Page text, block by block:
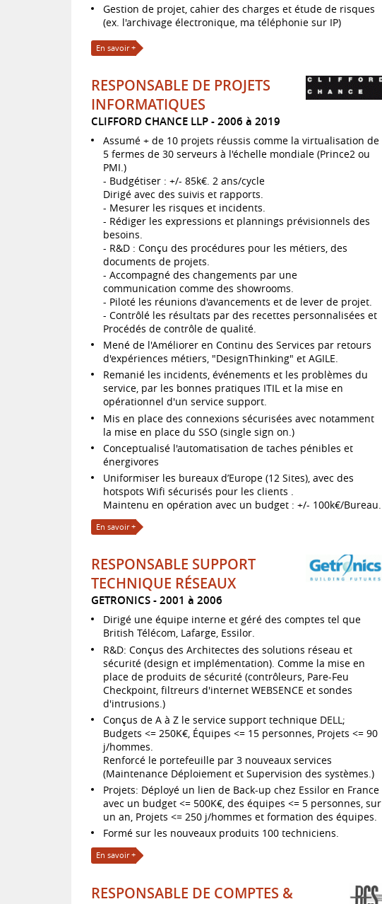
Gestion de projet, cahier des charges et étude de risques
(ex. l'archivage électronique, ma téléphonie sur IP)
En savoir +
RESPONSABLE DE PROJETS
INFORMATIQUES
CLIFFORD CHANCE LLP 2006 à 2019
Assumé + de 10 projets réussis comme la virtualisation de
5 fermes de 30 serveurs à l'échelle mondiale (Prince2 ou
PMI.)
- Budgétiser : +/- 85k€. 2 ans/cycle
Dirigé avec des suivis et rapports.
- Mesurer les risques et incidents.
- Rédiger les expressions et plannings prévisionnels des
besoins.
- R&D : Conçu des procédures pour les métiers, des
documents de projets.
- Accompagné des changements par une
communication comme des showrooms.
- Piloté les réunions d'avancements et de lever de projet.
- Contrôlé les résultats par des recettes personnalisées et
Procédés de contrôle de qualité.
Mené de l'Améliorer en Continu des Services par retours
d'expériences métiers, "DesignThinking" et AGILE.
Remanié les incidents, événements et les problèmes du
service, par les bonnes pratiques ITIL et la mise en
opérationnel d'un service support.
Mis en place des connexions sécurisées avec notamment
la mise en place du SSO (single sign on.)
Conceptualisé l'automatisation de taches pénibles et
énergivores
Uniformiser les bureaux d’Europe (12 Sites), avec des
hotspots Wifi sécurisés pour les clients .
Maintenu en opération avec un budget : +/- 100k€/Bureau.
En savoir +
RESPONSABLE SUPPORT
TECHNIQUE RÉSEAUX
GETRONICS 2001 à 2006
Dirigé une équipe interne et géré des comptes tel que
British Télécom, Lafarge, Essilor.
R&D: Conçus des Architectes des solutions réseau et
sécurité (design et implémentation). Comme la mise en
place de produits de sécurité (contrôleurs, Pare-Feu
Checkpoint, filtreurs d'internet WEBSENCE et sondes
d'intrusions.)
Conçus de A à Z le service support technique DELL;
Budgets <= 250K€, Équipes <= 15 personnes, Projets <= 90
j/hommes.
Renforcé le portefeuille par 3 nouveaux services
(Maintenance Déploiement et Supervision des systèmes.)
Projets: Déployé un lien de Back-up chez Essilor en France
avec un budget <= 500K€, des équipes <= 5 personnes, sur
un an, Projets <= 250 j/hommes et formation des équipes.
Formé sur les nouveaux produits 100 techniciens.
En savoir +
RESPONSABLE DE COMPTES &